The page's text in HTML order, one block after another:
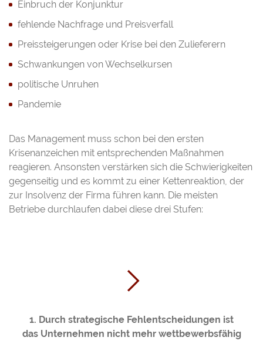
Einbruch der Konjunktur
fehlende Nachfrage und Preisverfall
Preissteigerungen oder Krise bei den Zulieferern
Schwankungen von Wechselkursen
politische Unruhen
Pandemie
Das Management muss schon bei den ersten
Krisenanzeichen mit entsprechenden Maßnahmen
reagieren. Ansonsten verstärken sich die Schwierigkeiten
gegenseitig und es kommt zu einer Kettenreaktion, der
zur Insolvenz der Firma führen kann. Die meisten
Betriebe durchlaufen dabei diese drei Stufen:
1. Durch strategische Fehlentscheidungen ist
das Unternehmen nicht mehr wettbewerbsfähig